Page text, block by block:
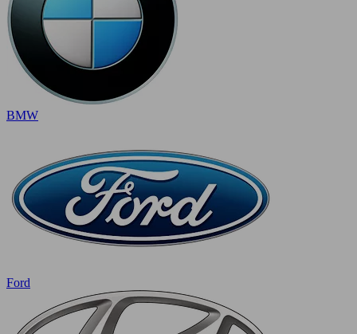
BMW
Ford